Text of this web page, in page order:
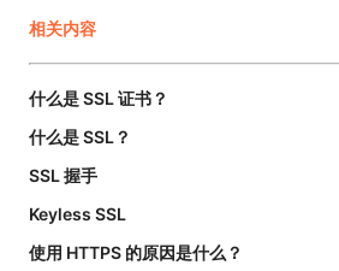
相关内容
什么是 SSL 证书？
什么是 SSL？
SSL 握手
Keyless SSL
使用 HTTPS 的原因是什么？